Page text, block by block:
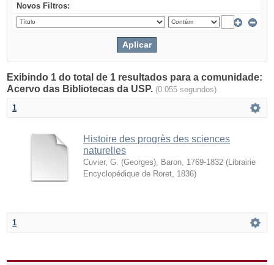
Novos Filtros:
Exibindo 1 do total de 1 resultados para a comunidade:
Acervo das Bibliotecas da USP. (0.055 segundos)
1
Histoire des progrès des sciences
naturelles
Cuvier, G. (Georges), Baron, 1769-1832 ( Librairie
Encyclopédique de Roret 1836)
1